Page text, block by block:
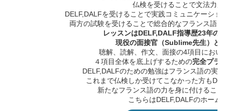
仏検を受けることで文法力
DELF,DALFを受けることで実践コミュニケーシ
両方の試験を受けることで総合的なフランス語
レッスンはDELF,DALF指導歴23年の
現役の面接官（Sublime先生）と
聴解、読解、作文、面接の4項目にお
４項目全体を底上げするための完全プラ
DELF,DALFのための勉強はフランス語の実
これまで仏検しか受けてこなかった方も
新たなフランス語の力を身に付けるこ
こちらはDELF,DALFのホーム